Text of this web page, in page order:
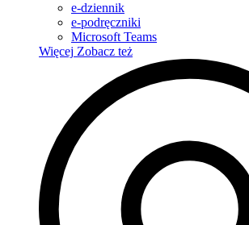
e-dziennik
e-podręczniki
Microsoft Teams
Więcej Zobacz też